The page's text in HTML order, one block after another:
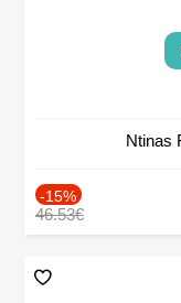
Ntinas
-15%
46.53€